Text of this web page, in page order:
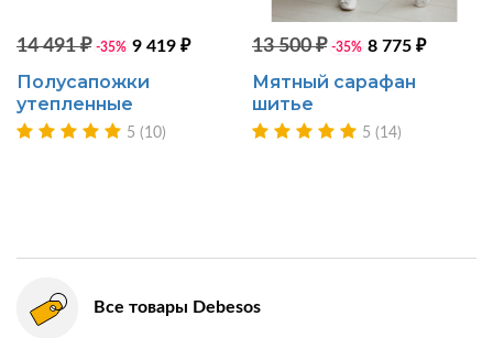
14 491 ₽ -35% 9 419 ₽
Полусапожки
утепленные
5 (10)
13 500 ₽ -35% 8 775 ₽
Мятный сарафан
шитье
5 (14)
Все товары Debesos